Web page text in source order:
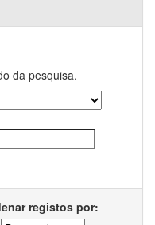
da pesquisa.
registos por: